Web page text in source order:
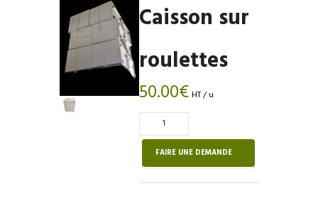
Caisson sur
roulettes
50.00€ HT / u
Quantité
de
Caisson
sur
FAIRE UNE DEMANDE